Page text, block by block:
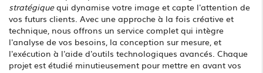
stratégiquequi dynamise votre image et capte l'attention de
vos futurs clients. Avec une approche à la fois créative et
technique, nous offrons un service complet qui intègre
l'analyse de vos besoins, la conception sur mesure, et
l'exécution à l'aide d'outils technologiques avancés. Chaque
projet est étudié minutieusement pour mettre en avant vos